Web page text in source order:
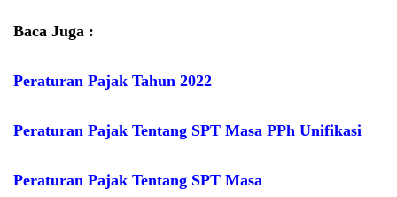
Baca Juga :
Peraturan Pajak Tahun 2022
Peraturan Pajak Tentang SPT Masa PPh Unifikasi
Peraturan Pajak Tentang SPT Masa